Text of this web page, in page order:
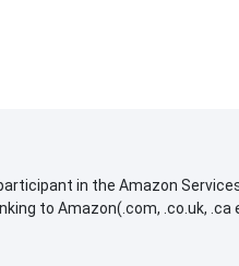
in the Amazon
to Amazon(.com, .co.uk, .ca